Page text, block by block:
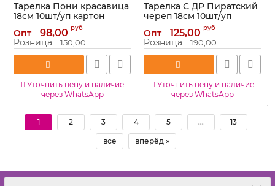
Тарелка Пони красавица
18см 10шт/уп картон
Артикул: 1816499
Опт 98,00 руб
Розница 150,00
Уточнить цену и наличие
через WhatsApp
Тарелка С ДР Пиратский
череп 18см 10шт/уп
картон 1364989
Артикул: 1364989
Опт 125,00 руб
Розница 190,00
Уточнить цену и наличие
через WhatsApp
1 2 3 4 5 ... 13
все вперёд »